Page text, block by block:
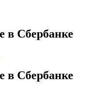
в Сбербанке
в Сбербанке